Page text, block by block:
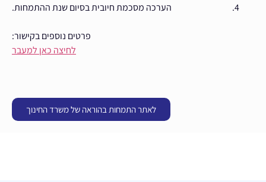
הערכה מסכמת חיובית בסיום שנת ההתמחות.
פרטים נוספים בקישור:
לחיצה כאן למעבר
לאתר התמחות בהוראה של משרד החינוך